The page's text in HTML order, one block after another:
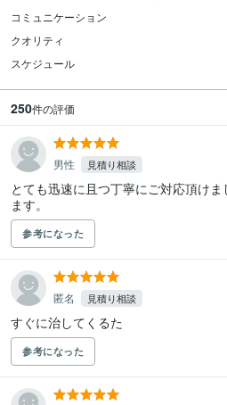
コミュニケーション
クオリティ
スケジュール
250件の評価
男性 見積り相談
とても迅速に且つ丁寧にご対応頂け
ます。
参考になった
匿名 見積り相談
すぐに治してくるた
参考になった